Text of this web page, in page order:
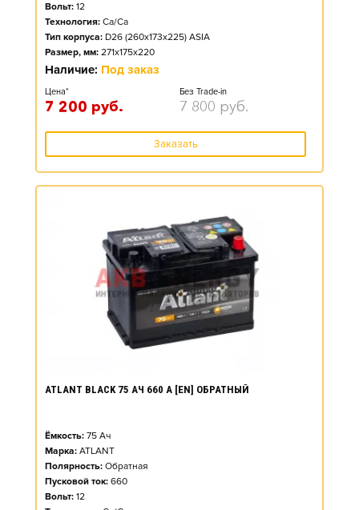
Вольт: 12
Технология: Ca/Ca
Тип корпуса: D26 (260x173x225) ASIA
Размер, мм: 271x175x220
Наличие: Под заказ
Цена*
7 200 руб.
Без Trade-in
7 800 руб.
Заказать
ATLANT BLACK 75 АЧ 660 А [EN] ОБРАТНЫЙ
Ёмкость: 75 Ач
Марка: ATLANT
Полярность: Обратная
Пусковой ток: 660
Вольт: 12